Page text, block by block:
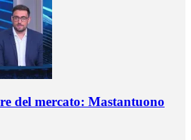
del mercato: Mastantuono